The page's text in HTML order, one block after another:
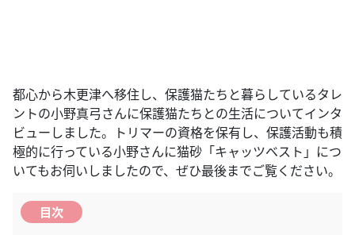
都心から木更津へ移住し、保護猫たちと暮らしているタレ
ントの小野真弓さんに保護猫たちとの生活についてインタ
ビューしました。トリマーの資格を保有し、保護活動も積
極的に行っている小野さんに猫砂「キャッツベスト」につ
いてもお伺いしましたので、ぜひ最後までご覧ください。
目次